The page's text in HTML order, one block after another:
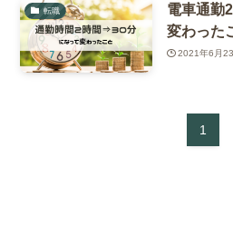
転職
電車通勤
変わった
2021年6月
1